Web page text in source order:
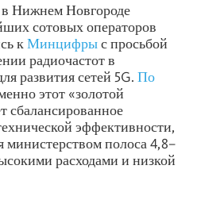
Нижнем Новгороде
сотовых операторов
кМинцифрыс просьбой
радиочастот в
развития сетей 5G. По
этот «золотой
сбалансированное
эффективности,
министерством полоса 4,8–
расходами и низкой